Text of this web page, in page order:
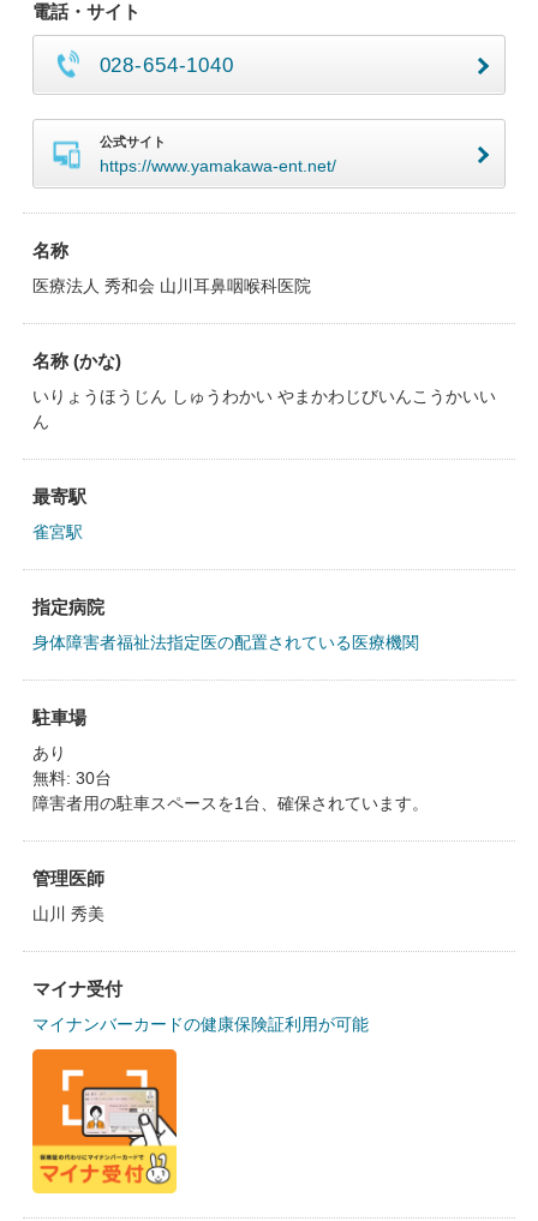
電話・サイト
028-654-1040
公式サイト
https://www.yamakawa-ent.net/
名称
医療法人 秀和会 山川耳鼻咽喉科医院
名称 (かな)
いりょうほうじん しゅうわかい やまかわじびいんこうかいい
ん
最寄駅
雀宮駅
指定病院
身体障害者福祉法指定医の配置されている医療機関
駐車場
あり
無料: 30台
障害者用の駐車スペースを1台、確保されています。
管理医師
山川 秀美
マイナ受付
マイナンバーカードの健康保険証利用が可能